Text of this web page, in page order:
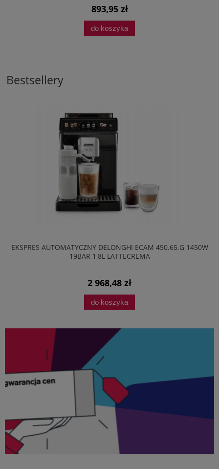
893,95 zł
do koszyka
Bestsellery
EKSPRES AUTOMATYCZNY DELONGHI ECAM 450.65.G 1450W
19BAR 1,8L LATTECREMA
2 968,48 zł
do koszyka